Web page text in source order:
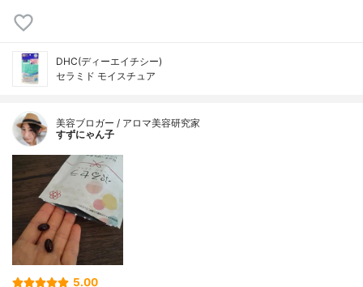
DHC(ディーエイチシー)
セラミド モイスチュア
美容ブロガー / アロマ美容研究家
すずにゃん子
5.00